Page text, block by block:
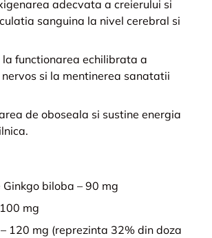
adecvata a creierului si
sanguina la nivel cerebral si
la functionarea echilibrata a
si la mentinerea sanatatii
de oboseala si sustine energia
biloba – 90 mg
mg
120 mg (reprezinta 32% din doza